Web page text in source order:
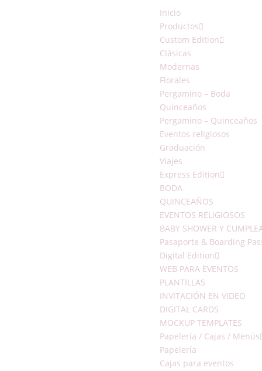
Inicio
Productos
Custom Edition
Clásicas
Modernas
Florales
Pergamino – Boda
Quinceaños
Pergamino – Quinceaños
Eventos religiosos
Graduación
Viajes
Express Edition
BODA
QUINCEAÑOS
EVENTOS RELIGIOSOS
BABY SHOWER Y
Pasaporte & Boarding
Digital Edition
WEB PARA EVENTOS
PLANTILLAS
INVITACIÓN EN VIDEO
DIGITAL CARDS
MOCKUP TEMPLATES
Papelería / Cajas / Menús
Papelería
Cajas para eventos